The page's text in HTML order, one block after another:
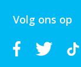
Volg ons op